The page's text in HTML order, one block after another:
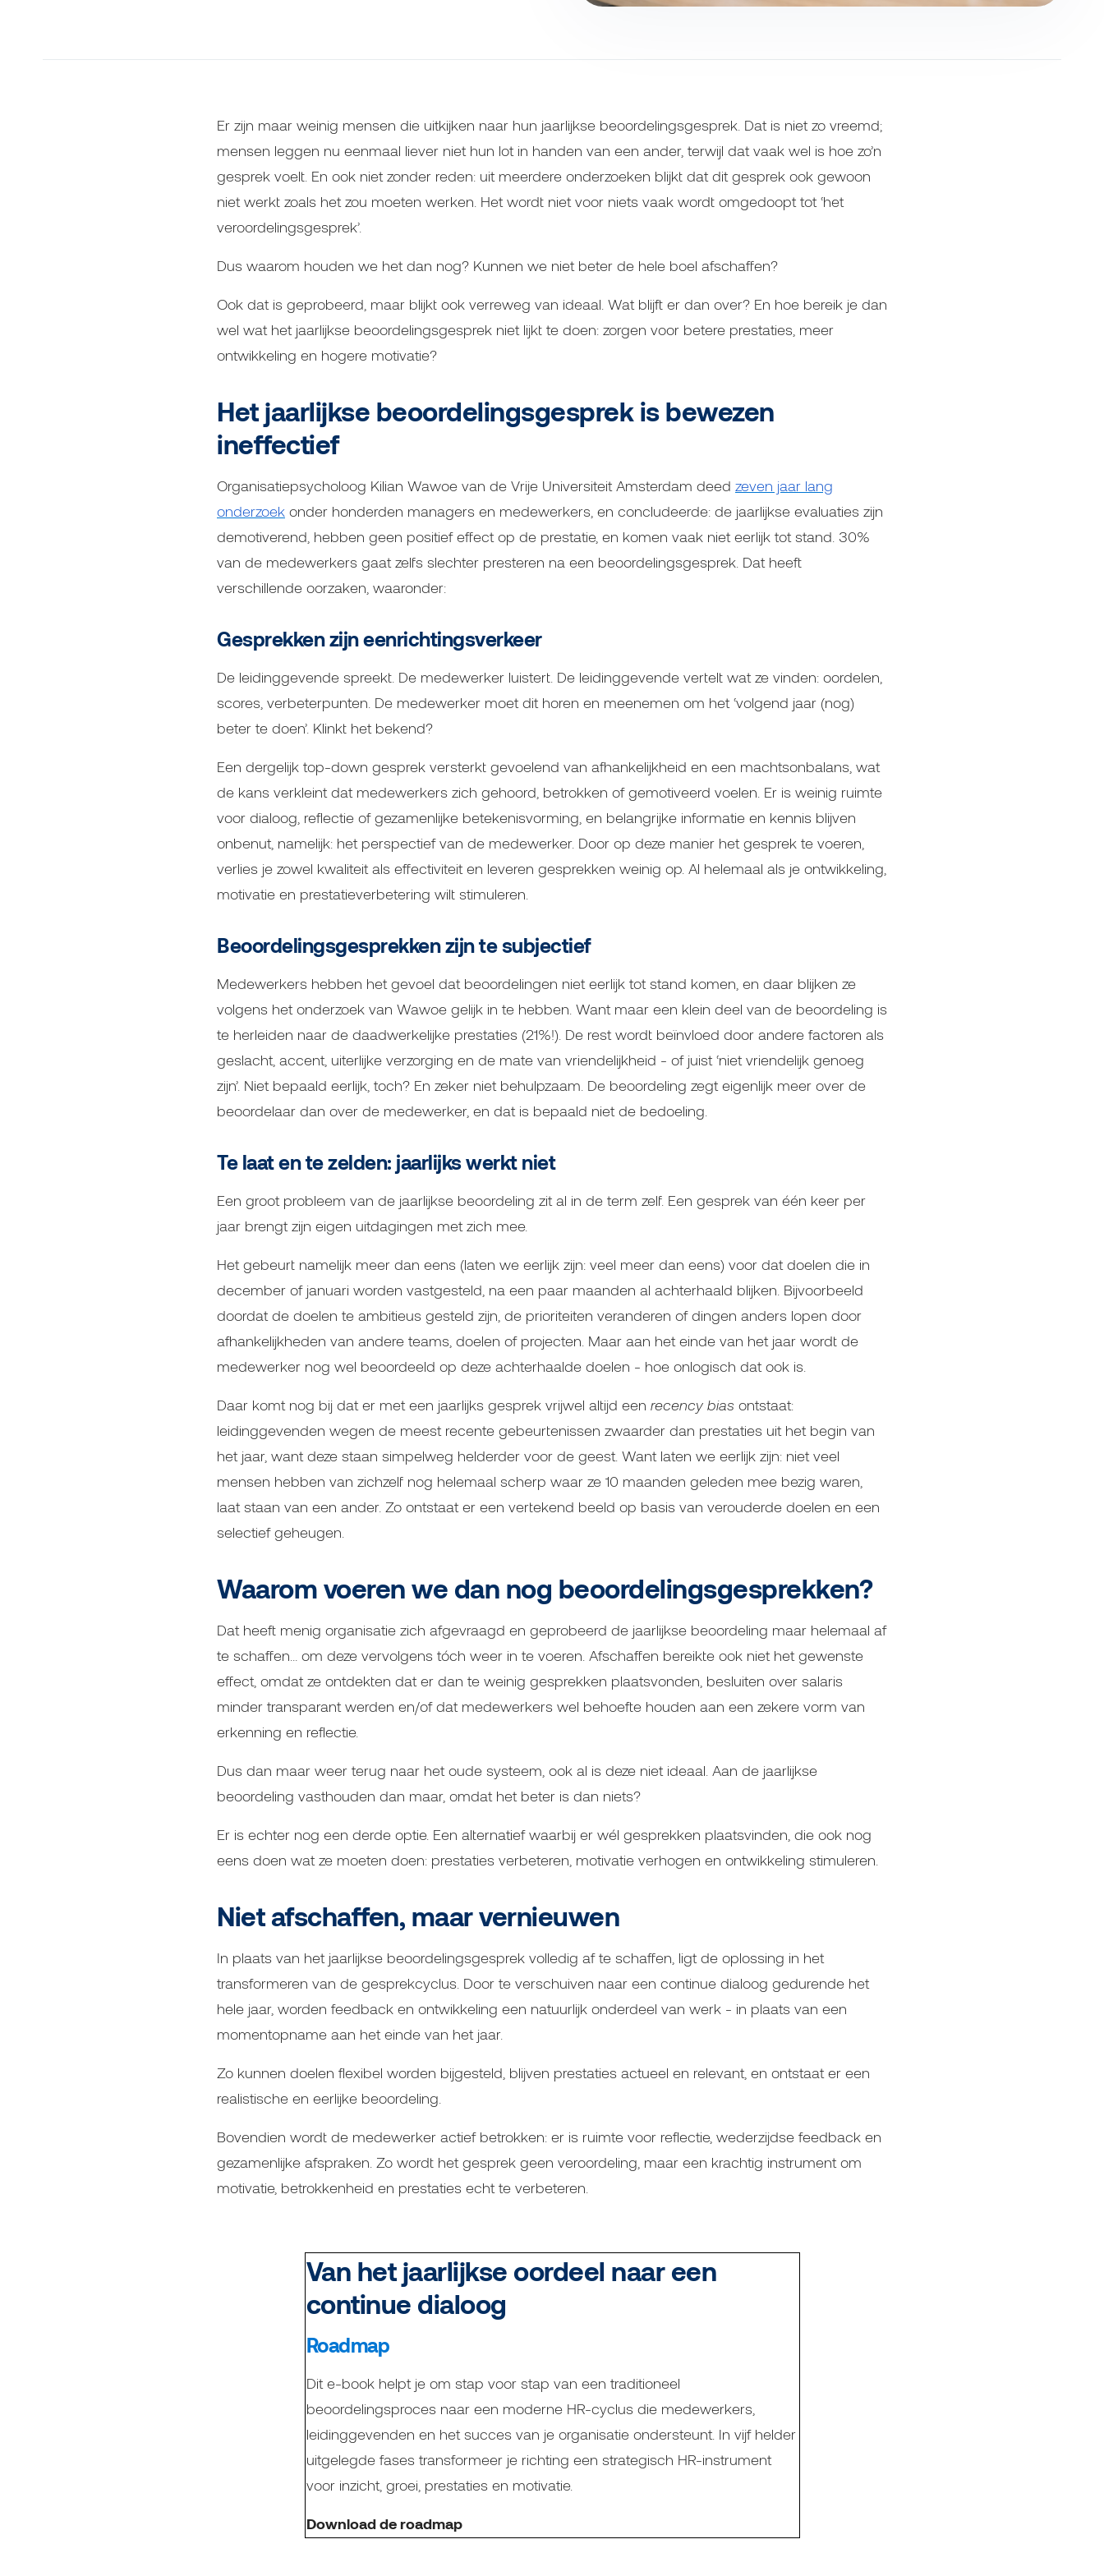
Er zijn maar weinig mensen die uitkijken naar hun jaarlijkse beoordelingsgesprek. Dat is niet zo vreemd;
mensen leggen nu eenmaal liever niet hun lot in handen van een ander, terwijl dat vaak wel is hoe zo’n
gesprek voelt. En ook niet zonder reden: uit meerdere onderzoeken blijkt dat dit gesprek ook gewoon
niet werkt zoals het zou moeten werken. Het wordt niet voor niets vaak wordt omgedoopt tot ‘het
veroordelingsgesprek’.
Dus waarom houden we het dan nog? Kunnen we niet beter de hele boel afschaffen?
Ook dat is geprobeerd, maar blijkt ook verreweg van ideaal. Wat blijft er dan over? En hoe bereik je dan
wel wat het jaarlijkse beoordelingsgesprek niet lijkt te doen: zorgen voor betere prestaties, meer
ontwikkeling en hogere motivatie?
Het jaarlijkse beoordelingsgesprek is bewezen
ineffectief
Organisatiepsycholoog Kilian Wawoe van de Vrije Universiteit Amsterdam deed zeven jaar lang
onderzoek onder honderden managers en medewerkers, en concludeerde: de jaarlijkse evaluaties zijn
demotiverend, hebben geen positief effect op de prestatie, en komen vaak niet eerlijk tot stand. 30%
van de medewerkers gaat zelfs slechter presteren na een beoordelingsgesprek. Dat heeft
verschillende oorzaken, waaronder:
Gesprekken zijn eenrichtingsverkeer
De leidinggevende spreekt. De medewerker luistert. De leidinggevende vertelt wat ze vinden: oordelen,
scores, verbeterpunten. De medewerker moet dit horen en meenemen om het ‘volgend jaar (nog)
beter te doen’. Klinkt het bekend?
Een dergelijk top-down gesprek versterkt gevoelend van afhankelijkheid en een machtsonbalans, wat
de kans verkleint dat medewerkers zich gehoord, betrokken of gemotiveerd voelen. Er is weinig ruimte
voor dialoog, reflectie of gezamenlijke betekenisvorming, en belangrijke informatie en kennis blijven
onbenut, namelijk: het perspectief van de medewerker. Door op deze manier het gesprek te voeren,
verlies je zowel kwaliteit als effectiviteit en leveren gesprekken weinig op. Al helemaal als je ontwikkeling,
motivatie en prestatieverbetering wilt stimuleren.
Beoordelingsgesprekken zijn te subjectief
Medewerkers hebben het gevoel dat beoordelingen niet eerlijk tot stand komen, en daar blijken ze
volgens het onderzoek van Wawoe gelijk in te hebben. Want maar een klein deel van de beoordeling is
te herleiden naar de daadwerkelijke prestaties (21%!). De rest wordt beïnvloed door andere factoren als
geslacht, accent, uiterlijke verzorging en de mate van vriendelijkheid - of juist ‘niet vriendelijk genoeg
zijn’. Niet bepaald eerlijk, toch? En zeker niet behulpzaam. De beoordeling zegt eigenlijk meer over de
beoordelaar dan over de medewerker, en dat is bepaald niet de bedoeling.
Te laat en te zelden: jaarlijks werkt niet
Een groot probleem van de jaarlijkse beoordeling zit al in de term zelf. Een gesprek van één keer per
jaar brengt zijn eigen uitdagingen met zich mee.
Het gebeurt namelijk meer dan eens (laten we eerlijk zijn: veel meer dan eens) voor dat doelen die in
december of januari worden vastgesteld, na een paar maanden al achterhaald blijken. Bijvoorbeeld
doordat de doelen te ambitieus gesteld zijn, de prioriteiten veranderen of dingen anders lopen door
afhankelijkheden van andere teams, doelen of projecten. Maar aan het einde van het jaar wordt de
medewerker nog wel beoordeeld op deze achterhaalde doelen - hoe onlogisch dat ook is.
Daar komt nog bij dat er met een jaarlijks gesprek vrijwel altijd een recency bias ontstaat:
leidinggevenden wegen de meest recente gebeurtenissen zwaarder dan prestaties uit het begin van
het jaar, want deze staan simpelweg helderder voor de geest. Want laten we eerlijk zijn: niet veel
mensen hebben van zichzelf nog helemaal scherp waar ze 10 maanden geleden mee bezig waren,
laat staan van een ander. Zo ontstaat er een vertekend beeld op basis van verouderde doelen en een
selectief geheugen.
Waarom voeren we dan nog beoordelingsgesprekken?
Dat heeft menig organisatie zich afgevraagd en geprobeerd de jaarlijkse beoordeling maar helemaal af
te schaffen… om deze vervolgens tóch weer in te voeren. Afschaffen bereikte ook niet het gewenste
effect, omdat ze ontdekten dat er dan te weinig gesprekken plaatsvonden, besluiten over salaris
minder transparant werden en/of dat medewerkers wel behoefte houden aan een zekere vorm van
erkenning en reflectie.
Dus dan maar weer terug naar het oude systeem, ook al is deze niet ideaal. Aan de jaarlijkse
beoordeling vasthouden dan maar, omdat het beter is dan niets?
Er is echter nog een derde optie. Een alternatief waarbij er wél gesprekken plaatsvinden, die ook nog
eens doen wat ze moeten doen: prestaties verbeteren, motivatie verhogen en ontwikkeling stimuleren.
Niet afschaffen, maar vernieuwen
In plaats van het jaarlijkse beoordelingsgesprek volledig af te schaffen, ligt de oplossing in het
transformeren van de gesprekcyclus. Door te verschuiven naar een continue dialoog gedurende het
hele jaar, worden feedback en ontwikkeling een natuurlijk onderdeel van werk - in plaats van een
momentopname aan het einde van het jaar.
Zo kunnen doelen flexibel worden bijgesteld, blijven prestaties actueel en relevant, en ontstaat er een
realistische en eerlijke beoordeling.
Bovendien wordt de medewerker actief betrokken: er is ruimte voor reflectie, wederzijdse feedback en
gezamenlijke afspraken. Zo wordt het gesprek geen veroordeling, maar een krachtig instrument om
motivatie, betrokkenheid en prestaties echt te verbeteren.
Van het jaarlijkse oordeel naar een
continue dialoog
Roadmap
Dit e-book helpt je om stap voor stap van een traditioneel
beoordelingsproces naar een moderne HR-cyclus die medewerkers,
leidinggevenden en het succes van je organisatie ondersteunt. In vijf helder
uitgelegde fases transformeer je richting een strategisch HR-instrument
voor inzicht, groei, prestaties en motivatie.
Download de roadmap